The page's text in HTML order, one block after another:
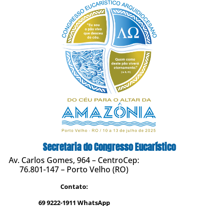
Secretaria do Congresso Eucarístico
Av. Carlos Gomes, 964 – CentroCep:
76.801-147 – Porto Velho (RO)
Contato:
69 9222-1911 WhatsApp